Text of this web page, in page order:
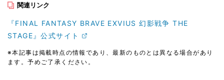
関連リンク
『FINAL FANTASY BRAVE EXVIUS 幻影戦争 THE
STAGE』公式サイト
※本記事は掲載時点の情報であり、最新のものとは異なる場合があり
ます。予めご了承ください。